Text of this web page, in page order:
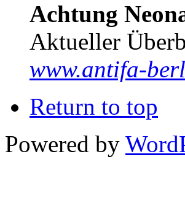
Achtung
Aktueller
www.antifa-
Return to top
Powered by